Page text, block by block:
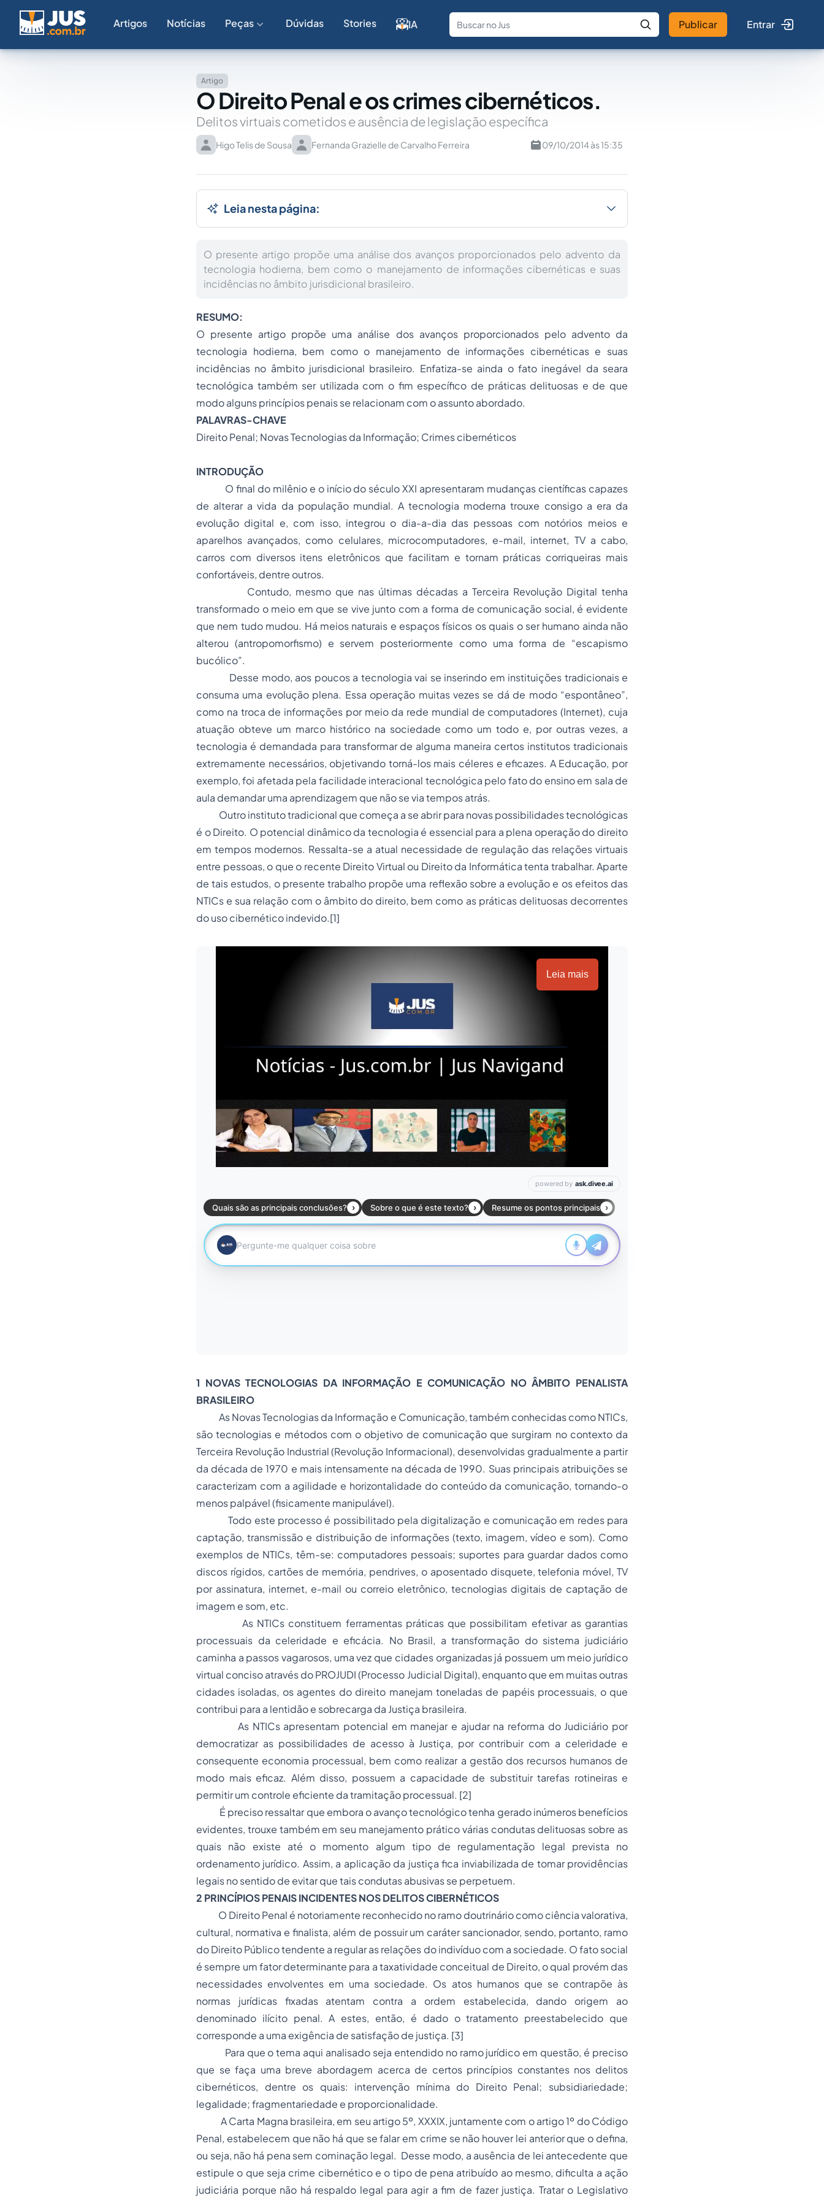
Artigos Notícias Peças Dúvidas Stories IA
Fale com a IA Buscar no Jus
Publicar Entrar
Artigo
O Direito Penal e os crimes cibernéticos.
Delitos virtuais cometidos e ausência de legislação específica
Higo Telis de Sousa Fernanda Grazielle de Carvalho Ferreira 09/10/2014 às 15:35
Leia nesta página:
O presente artigo propõe uma análise dos avanços proporcionados pelo advento da
tecnologia hodierna, bem como o manejamento de informações cibernéticas e suas
incidências no âmbito jurisdicional brasileiro.
RESUMO:
O presente artigo propõe uma análise dos avanços proporcionados pelo advento da
tecnologia hodierna, bem como o manejamento de informações cibernéticas e suas
incidências no âmbito jurisdicional brasileiro. Enfatiza-se ainda o fato inegável da seara
tecnológica também ser utilizada com o fim específico de práticas delituosas e de que
modo alguns princípios penais se relacionam com o assunto abordado.
PALAVRAS-CHAVE
Direito Penal; Novas Tecnologias da Informação; Crimes cibernéticos
INTRODUÇÃO
O final do milênio e o início do século XXI apresentaram mudanças científicas capazes
de alterar a vida da população mundial. A tecnologia moderna trouxe consigo a era da
evolução digital e, com isso, integrou o dia-a-dia das pessoas com notórios meios e
aparelhos avançados, como celulares, microcomputadores, e-mail, internet, TV a cabo,
carros com diversos itens eletrônicos que facilitam e tornam práticas corriqueiras mais
confortáveis, dentre outros.
Contudo, mesmo que nas últimas décadas a Terceira Revolução Digital tenha
transformado o meio em que se vive junto com a forma de comunicação social, é evidente
que nem tudo mudou. Há meios naturais e espaços físicos os quais o ser humano ainda não
alterou (antropomorfismo) e servem posteriormente como uma forma de “escapismo
bucólico”.
Desse modo, aos poucos a tecnologia vai se inserindo em instituições tradicionais e
consuma uma evolução plena. Essa operação muitas vezes se dá de modo “espontâneo”,
como na troca de informações por meio da rede mundial de computadores (Internet), cuja
atuação obteve um marco histórico na sociedade como um todo e, por outras vezes, a
tecnologia é demandada para transformar de alguma maneira certos institutos tradicionais
extremamente necessários, objetivando torná-los mais céleres e eficazes. A Educação, por
exemplo, foi afetada pela facilidade interacional tecnológica pelo fato do ensino em sala de
aula demandar uma aprendizagem que não se via tempos atrás.
Outro instituto tradicional que começa a se abrir para novas possibilidades tecnológicas
é o Direito. O potencial dinâmico da tecnologia é essencial para a plena operação do direito
em tempos modernos. Ressalta-se a atual necessidade de regulação das relações virtuais
entre pessoas, o que o recente Direito Virtual ou Direito da Informática tenta trabalhar. Aparte
de tais estudos, o presente trabalho propõe uma reflexão sobre a evolução e os efeitos das
NTICs e sua relação com o âmbito do direito, bem como as práticas delituosas decorrentes
do uso cibernético indevido.[1]
Leia mais
1 NOVAS TECNOLOGIAS DA INFORMAÇÃO E COMUNICAÇÃO NO ÂMBITO PENALISTA
BRASILEIRO
As Novas Tecnologias da Informação e Comunicação, também conhecidas como NTICs,
são tecnologias e métodos com o objetivo de comunicação que surgiram no contexto da
Terceira Revolução Industrial (Revolução Informacional), desenvolvidas gradualmente a partir
da década de 1970 e mais intensamente na década de 1990. Suas principais atribuições se
caracterizam com a agilidade e horizontalidade do conteúdo da comunicação, tornando-o
menos palpável (fisicamente manipulável).
Todo este processo é possibilitado pela digitalização e comunicação em redes para
captação, transmissão e distribuição de informações (texto, imagem, vídeo e som). Como
exemplos de NTICs, têm-se: computadores pessoais; suportes para guardar dados como
discos rígidos, cartões de memória, pendrives, o aposentado disquete, telefonia móvel, TV
por assinatura, internet, e-mail ou correio eletrônico, tecnologias digitais de captação de
imagem e som, etc.
As NTICs constituem ferramentas práticas que possibilitam efetivar as garantias
processuais da celeridade e eficácia. No Brasil, a transformação do sistema judiciário
caminha a passos vagarosos, uma vez que cidades organizadas já possuem um meio jurídico
virtual conciso através do PROJUDI (Processo Judicial Digital), enquanto que em muitas outras
cidades isoladas, os agentes do direito manejam toneladas de papéis processuais, o que
contribui para a lentidão e sobrecarga da Justiça brasileira.
As NTICs apresentam potencial em manejar e ajudar na reforma do Judiciário por
democratizar as possibilidades de acesso à Justiça, por contribuir com a celeridade e
consequente economia processual, bem como realizar a gestão dos recursos humanos de
modo mais eficaz. Além disso, possuem a capacidade de substituir tarefas rotineiras e
permitir um controle eficiente da tramitação processual. [2]
É preciso ressaltar que embora o avanço tecnológico tenha gerado inúmeros benefícios
evidentes, trouxe também em seu manejamento prático várias condutas delituosas sobre as
quais não existe até o momento algum tipo de regulamentação legal prevista no
ordenamento jurídico. Assim, a aplicação da justiça fica inviabilizada de tomar providências
legais no sentido de evitar que tais condutas abusivas se perpetuem.
2 PRINCÍPIOS PENAIS INCIDENTES NOS DELITOS CIBERNÉTICOS
O Direito Penal é notoriamente reconhecido no ramo doutrinário como ciência valorativa,
cultural, normativa e finalista, além de possuir um caráter sancionador, sendo, portanto, ramo
do Direito Público tendente a regular as relações do indivíduo com a sociedade. O fato social
é sempre um fator determinante para a taxatividade conceitual de Direito, o qual provém das
necessidades envolventes em uma sociedade. Os atos humanos que se contrapõe às
normas jurídicas fixadas atentam contra a ordem estabelecida, dando origem ao
denominado ilícito penal. A estes, então, é dado o tratamento preestabelecido que
corresponde a uma exigência de satisfação de justiça. [3]
Para que o tema aqui analisado seja entendido no ramo jurídico em questão, é preciso
que se faça uma breve abordagem acerca de certos princípios constantes nos delitos
cibernéticos, dentre os quais: intervenção mínima do Direito Penal; subsidiariedade;
legalidade; fragmentariedade e proporcionalidade.
A Carta Magna brasileira, em seu artigo 5º, XXXIX, juntamente com o artigo 1º do Código
Penal, estabelecem que não há que se falar em crime se não houver lei anterior que o defina,
ou seja, não há pena sem cominação legal. Desse modo, a ausência de lei antecedente que
estipule o que seja crime cibernético e o tipo de pena atribuído ao mesmo, dificulta a ação
judiciária porque não há respaldo legal para agir a fim de fazer justiça. Tratar o Legislativo